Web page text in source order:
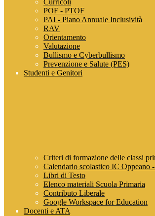
Curricoli
POF - PTOF
PAI - Piano Annuale Inclusività
RAV
Orientamento
Valutazione
Bullismo e Cyberbullismo
Prevenzione e Salute (PES)
Studenti e Genitori
Criteri di formazione delle classi
Calendario scolastico IC Oppeano
Libri di Testo
Elenco materiali Scuola Primaria
Contributo Liberale
Google Workspace for Education
Docenti e ATA